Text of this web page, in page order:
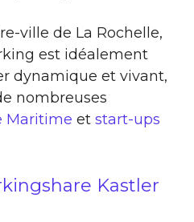
ville de La Rochelle,
est idéalement
dynamique et vivant,
nombreuses
Maritime et start-ups
Kastler